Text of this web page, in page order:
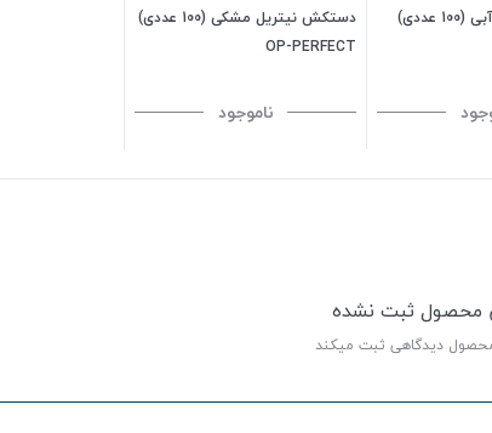
دستکش نیتریل آبی (100 عددی)
دستکش نیتریل مشکی (100 عددی)
OP-PERFECT
ناموجود
محصول ثبت نشده
محصول دیدگاهی ثبت میکند